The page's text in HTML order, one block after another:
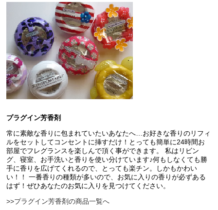
プラグイン芳香剤
常に素敵な香りに包まれていたいあなたへ…お好きな香りのリフィ
ルをセットしてコンセントに挿すだけ！とっても簡単に24時間お
部屋でフレグランスを楽しんで頂く事ができます。 私はリビン
グ、寝室、お手洗いと香りを使い分けています♪何もしなくても勝
手に香りを広げてくれるので、とっても楽チン。しかもかわい
い！！ 一番香りの種類が多いので、お気に入りの香りが必ずある
はず！ぜひあなたのお気に入りを見つけてください。
>>プラグイン芳香剤の商品一覧へ